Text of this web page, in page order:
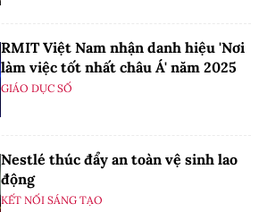
RMIT Việt Nam nhận danh hiệu 'Nơi
làm việc tốt nhất châu Á' năm 2025
GIÁO DỤC SỐ
Nestlé thúc đẩy an toàn vệ sinh lao
động
KẾT NỐI SÁNG TẠO